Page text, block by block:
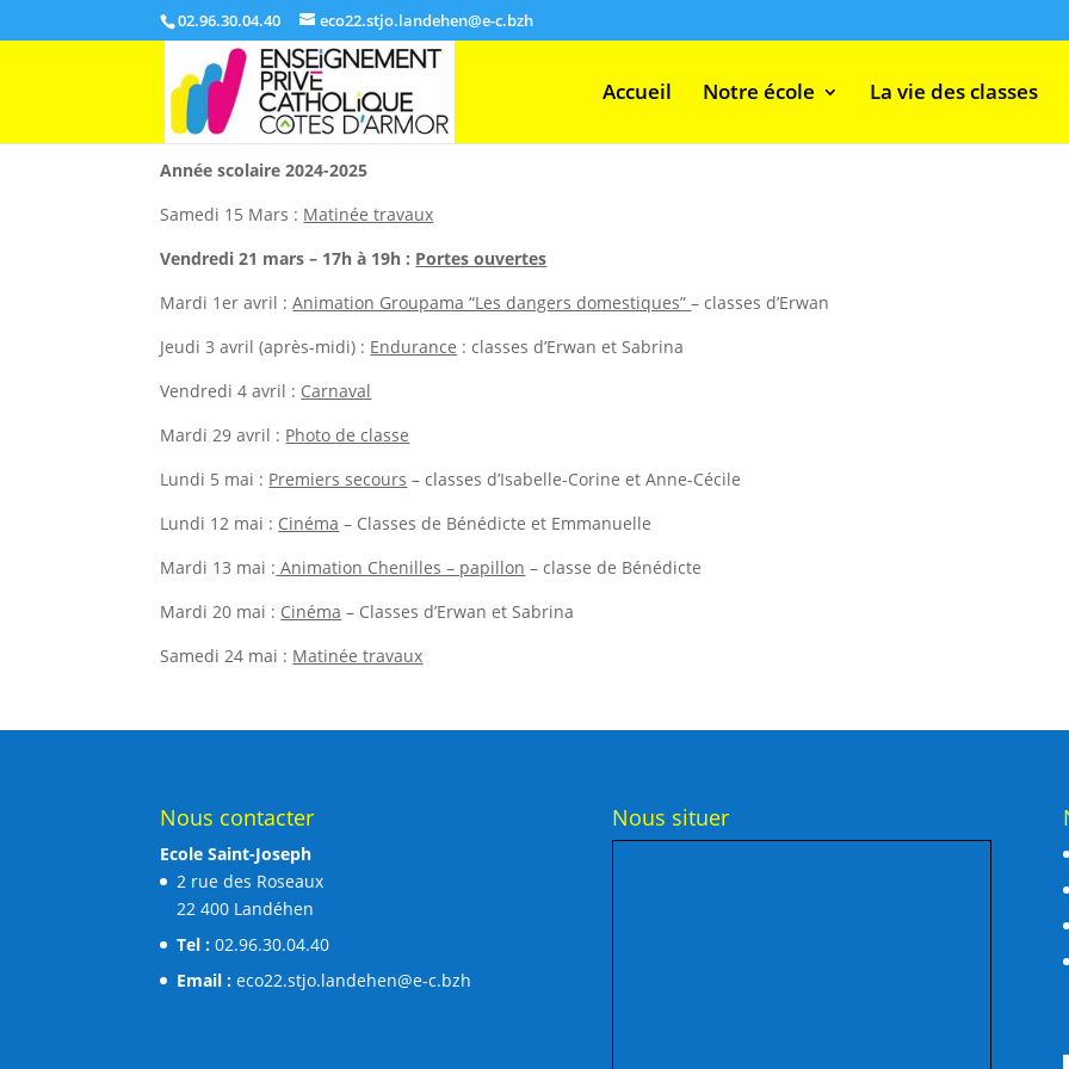
02.96.30.04.40 eco22.stjo.landehen@e-c.bzh
Accueil Notre école La vie des classes
Année scolaire 2024-2025
Samedi 15 Mars : Matinée travaux
Vendredi 21 mars – 17h à 19h : Portes ouvertes
Mardi 1er avril :Animation Groupama “Les dangers domestiques”– classes d’Erwan
Jeudi 3 avril (après-midi) : Endurance : classes d’Erwan et Sabrina
Vendredi 4 avril : Carnaval
Mardi 29 avril : Photo de classe
Lundi 5 mai : Premiers secours – classes d’Isabelle-Corine et Anne-Cécile
Lundi 12 mai : Cinéma – Classes de Bénédicte et Emmanuelle
Mardi 13 mai : Animation Chenilles – papillon – classe de Bénédicte
Mardi 20 mai : Cinéma – Classes d’Erwan et Sabrina
Samedi 24 mai : Matinée travaux
Nous contacter
Ecole Saint-Joseph
2 rue des Roseaux
22 400 Landéhen
Tel : 02.96.30.04.40
Email : eco22.stjo.landehen@e-c.bzh
Nous situer